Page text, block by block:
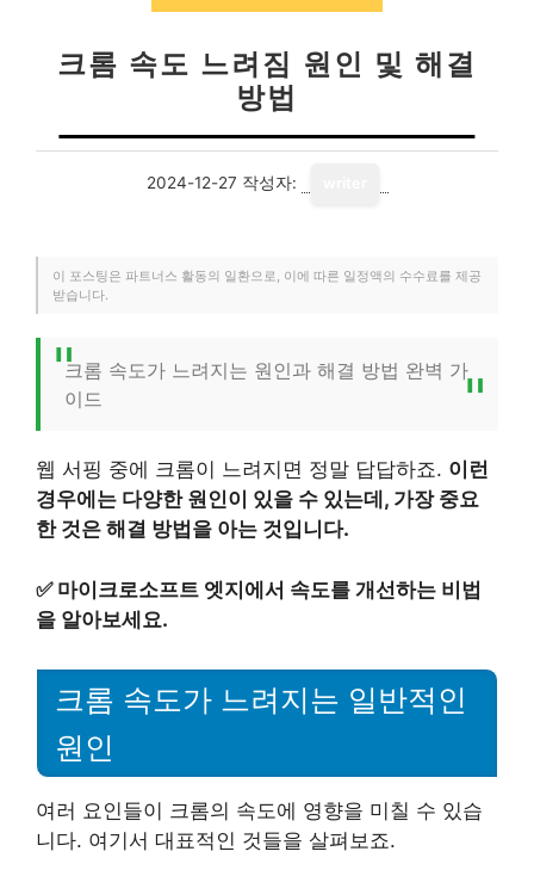
크롬 속도 느려짐 원인 및 해결
방법
2024-12-27 작성자:
이 포스팅은 파트너스 활동의 일환으로, 이에 따른 일정액의 수수료를 제공
받습니다.
크롬 속도가 느려지는 원인과 해결 방법 완벽 가
이드
웹 서핑 중에 크롬이 느려지면 정말 답답하죠. 이런
경우에는 다양한 원인이 있을 수 있는데, 가장 중요
한 것은 해결 방법을 아는 것입니다.
✅ 마이크로소프트 엣지에서 속도를 개선하는 비법
을 알아보세요.
크롬 속도가 느려지는 일반적인
원인
여러 요인들이 크롬의 속도에 영향을 미칠 수 있습
니다. 여기서 대표적인 것들을 살펴보죠.